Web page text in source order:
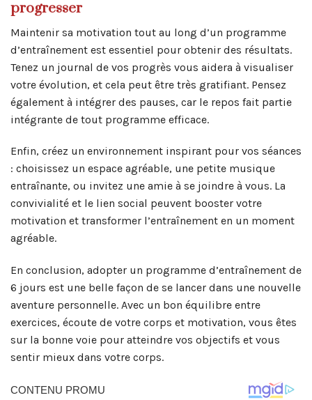
progresser
Maintenir sa motivation tout au long d’un programme
d’entraînement est essentiel pour obtenir des résultats.
Tenez un journal de vos progrès vous aidera à visualiser
votre évolution, et cela peut être très gratifiant. Pensez
également à intégrer des pauses, car le repos fait partie
intégrante de tout programme efficace.
Enfin, créez un environnement inspirant pour vos séances
: choisissez un espace agréable, une petite musique
entraînante, ou invitez une amie à se joindre à vous. La
convivialité et le lien social peuvent booster votre
motivation et transformer l’entraînement en un moment
agréable.
En conclusion, adopter un programme d’entraînement de
6 jours est une belle façon de se lancer dans une nouvelle
aventure personnelle. Avec un bon équilibre entre
exercices, écoute de votre corps et motivation, vous êtes
sur la bonne voie pour atteindre vos objectifs et vous
sentir mieux dans votre corps.